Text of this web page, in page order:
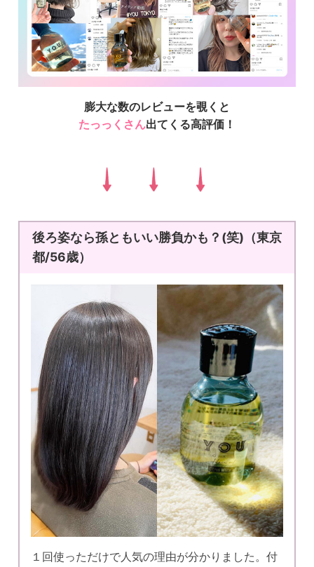
膨大な数のレビューを覗くと
たっっくさん出てくる高評価！
後ろ姿なら孫ともいい勝負かも？(笑)（東京
都/56歳）
１回使っただけで人気の理由が分かりました。付